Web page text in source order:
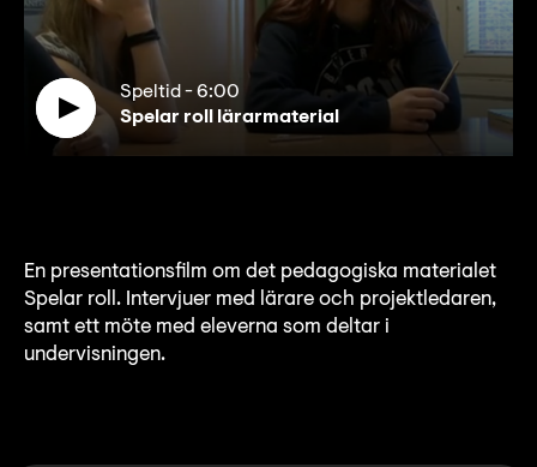
Speltid -6:00
Spelar roll lärarmaterial
En presentationsfilm om det pedagogiska materialet
Spelar roll. Intervjuer med lärare och projektledaren,
samt ett möte med eleverna som deltar i
undervisningen.